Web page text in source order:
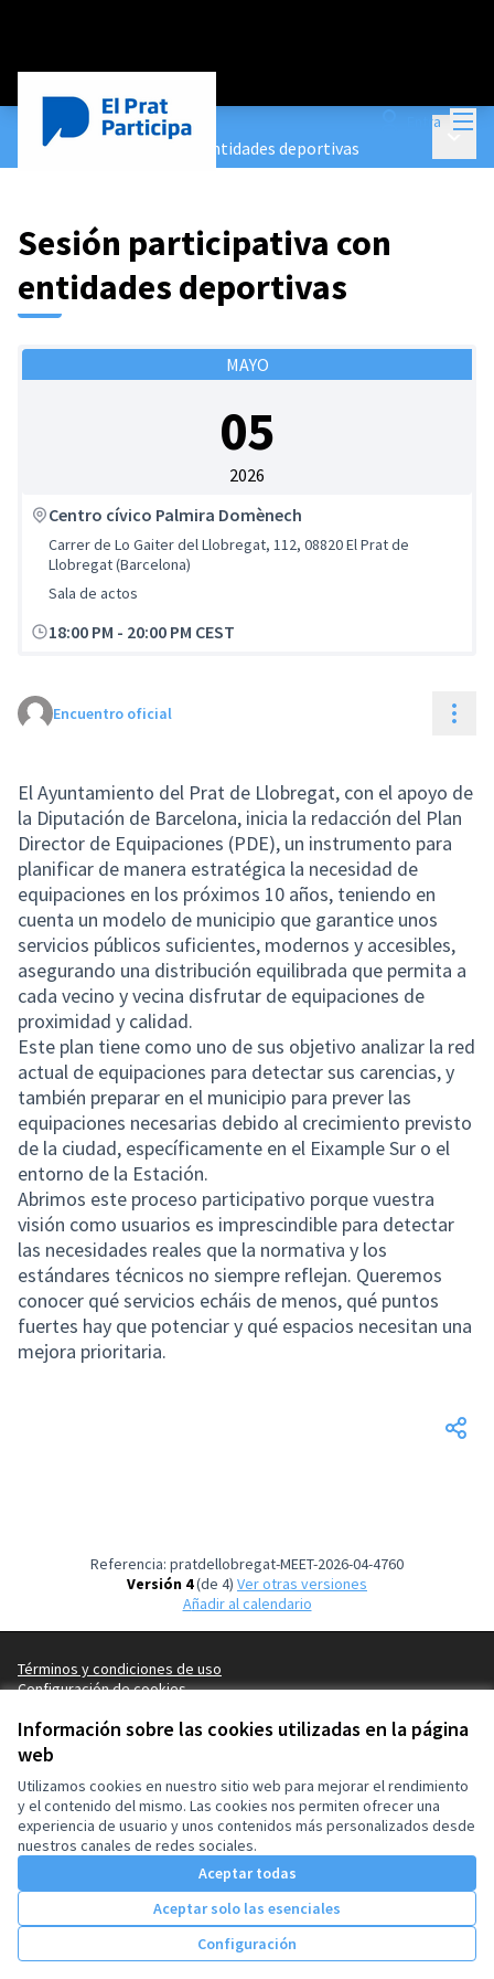
Información sobre las cookies utilizadas en la página
web
Utilizamos cookies en nuestro sitio web para mejorar el rendimiento
y el contenido del mismo. Las cookies nos permiten ofrecer una
experiencia de usuario y unos contenidos más personalizados desde
nuestros canales de redes sociales.
Aceptar todas
Aceptar solo las esenciales
Configuración
Entra
Encuentros/
Sesión participativa con entidades deportivas
Sesión participativa con
entidades deportivas
MAYO
05
2026
Centro cívico Palmira Domènech
Carrer de Lo Gaiter del Llobregat, 112, 08820 El Prat de
Llobregat (Barcelona)
Sala de actos
18:00 PM - 20:00 PM CEST
Unirse al encuentro
Encuentro oficial
El Ayuntamiento del Prat de Llobregat, con el apoyo de
la Diputación de Barcelona, inicia la redacción del Plan
Director de Equipaciones (PDE), un instrumento para
planificar de manera estratégica la necesidad de
equipaciones en los próximos 10 años, teniendo en
cuenta un modelo de municipio que garantice unos
servicios públicos suficientes, modernos y accesibles,
asegurando una distribución equilibrada que permita a
cada vecino y vecina disfrutar de equipaciones de
proximidad y calidad.
Este plan tiene como uno de sus objetivo analizar la red
actual de equipaciones para detectar sus carencias, y
también preparar en el municipio para prever las
equipaciones necesarias debido al crecimiento previsto
de la ciudad, específicamente en el Eixample Sur o el
entorno de la Estación.
Abrimos este proceso participativo porque vuestra
visión como usuarios es imprescindible para detectar
las necesidades reales que la normativa y los
estándares técnicos no siempre reflejan. Queremos
conocer qué servicios echáis de menos, qué puntos
fuertes hay que potenciar y qué espacios necesitan una
mejora prioritaria.
Referencia: pratdellobregat-MEET-2026-04-4760
Versión 4(de 4)
ver otras versiones
Añadir al calendario
Términos y condiciones de uso
Configuración de cookies
(Enlace externo)
(Enlace externo)
Castellano
Triar la llengua
(Enlace externo)
(Enlace externo)
.